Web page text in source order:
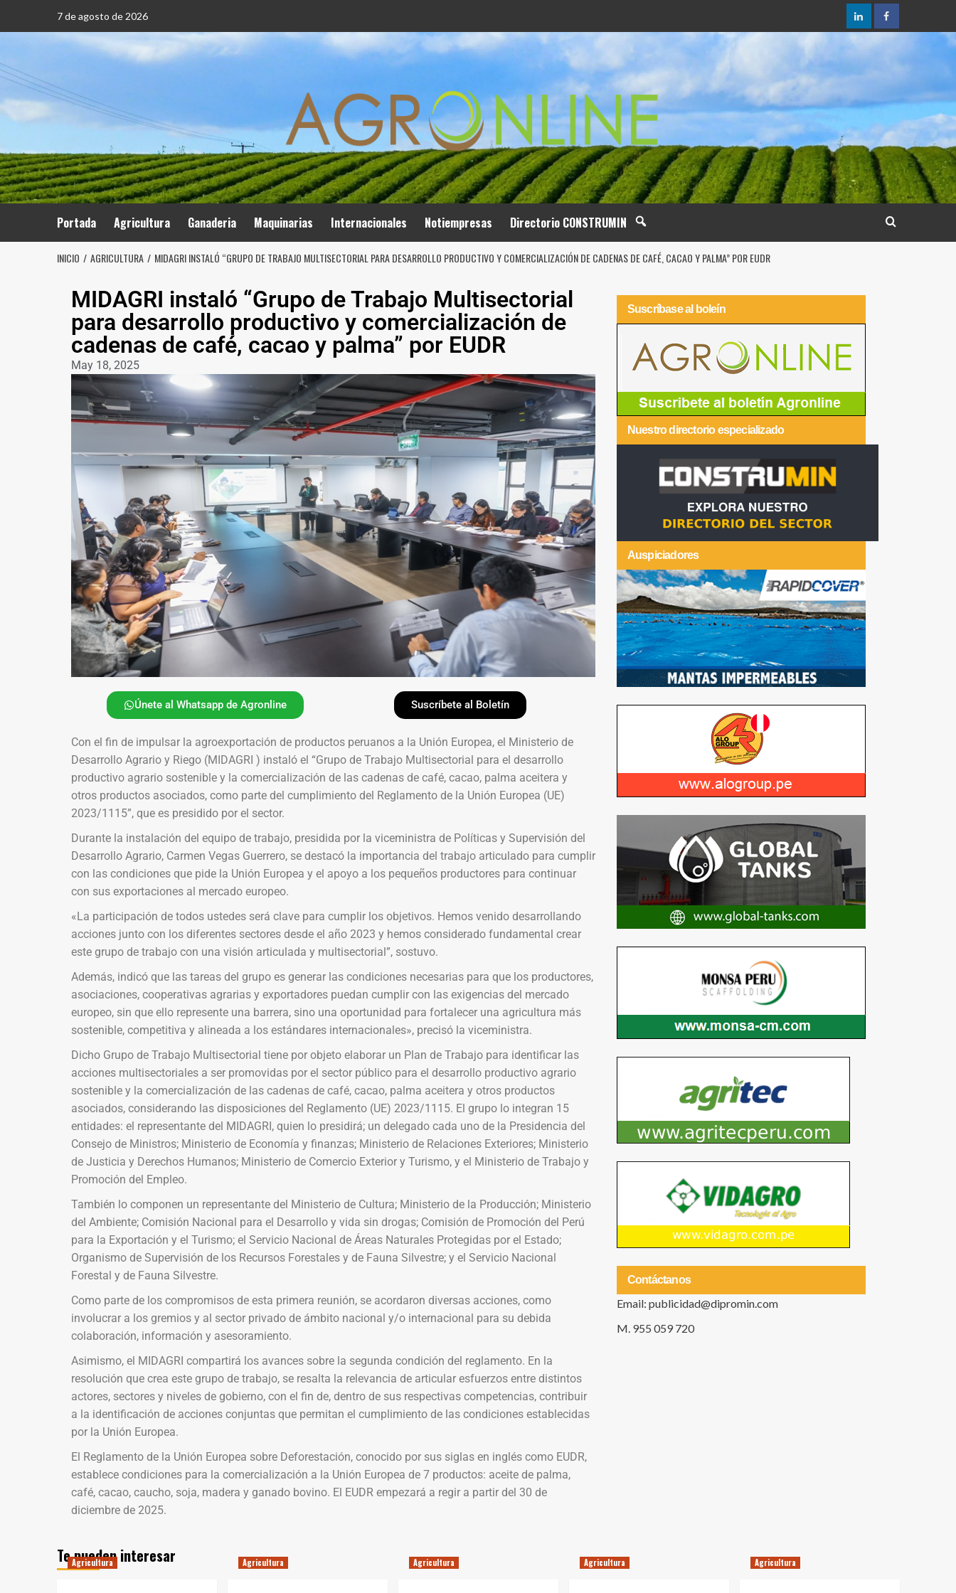
7 de agosto de 2026
Portada Agricultura Ganaderia Maquinarias Internacionales Notiempresas Directorio CONSTRUMIN
INICIO AGRICULTURA MIDAGRI INSTALÓ “GRUPO DE TRABAJO MULTISECTORIAL PARA DESARROLLO PRODUCTIVO Y COMERCIALIZACIÓN DE CADENAS DE CAFÉ, CACAO Y PALMA” POR EUDR
MIDAGRI instaló “Grupo de Trabajo Multisectorial
para desarrollo productivo y comercialización de
cadenas de café, cacao y palma” por EUDR
May 18, 2025
Únete al Whatsapp de Agronline Suscríbete al Boletín
Con el fin de impulsar la agroexportación de productos peruanos a la Unión Europea, el Ministerio de
Desarrollo Agrario y Riego (MIDAGRI ) instaló el “Grupo de Trabajo Multisectorial para el desarrollo
productivo agrario sostenible y la comercialización de las cadenas de café, cacao, palma aceitera y
otros productos asociados, como parte del cumplimiento del Reglamento de la Unión Europea (UE)
2023/1115”, que es presidido por el sector.
Durante la instalación del equipo de trabajo, presidida por la viceministra de Políticas y Supervisión del
Desarrollo Agrario, Carmen Vegas Guerrero, se destacó la importancia del trabajo articulado para cumplir
con las condiciones que pide la Unión Europea y el apoyo a los pequeños productores para continuar
con sus exportaciones al mercado europeo.
«La participación de todos ustedes será clave para cumplir los objetivos. Hemos venido desarrollando
acciones junto con los diferentes sectores desde el año 2023 y hemos considerado fundamental crear
este grupo de trabajo con una visión articulada y multisectorial”, sostuvo.
Además, indicó que las tareas del grupo es generar las condiciones necesarias para que los productores,
asociaciones, cooperativas agrarias y exportadores puedan cumplir con las exigencias del mercado
europeo, sin que ello represente una barrera, sino una oportunidad para fortalecer una agricultura más
sostenible, competitiva y alineada a los estándares internacionales», precisó la viceministra.
Dicho Grupo de Trabajo Multisectorial tiene por objeto elaborar un Plan de Trabajo para identificar las
acciones multisectoriales a ser promovidas por el sector público para el desarrollo productivo agrario
sostenible y la comercialización de las cadenas de café, cacao, palma aceitera y otros productos
asociados, considerando las disposiciones del Reglamento (UE) 2023/1115. El grupo lo integran 15
entidades: el representante del MIDAGRI, quien lo presidirá; un delegado cada uno de la Presidencia del
Consejo de Ministros; Ministerio de Economía y finanzas; Ministerio de Relaciones Exteriores; Ministerio
de Justicia y Derechos Humanos; Ministerio de Comercio Exterior y Turismo, y el Ministerio de Trabajo y
Promoción del Empleo.
También lo componen un representante del Ministerio de Cultura; Ministerio de la Producción; Ministerio
del Ambiente; Comisión Nacional para el Desarrollo y vida sin drogas; Comisión de Promoción del Perú
para la Exportación y el Turismo; el Servicio Nacional de Áreas Naturales Protegidas por el Estado;
Organismo de Supervisión de los Recursos Forestales y de Fauna Silvestre; y el Servicio Nacional
Forestal y de Fauna Silvestre.
Como parte de los compromisos de esta primera reunión, se acordaron diversas acciones, como
involucrar a los gremios y al sector privado de ámbito nacional y/o internacional para su debida
colaboración, información y asesoramiento.
Asimismo, el MIDAGRI compartirá los avances sobre la segunda condición del reglamento. En la
resolución que crea este grupo de trabajo, se resalta la relevancia de articular esfuerzos entre distintos
actores, sectores y niveles de gobierno, con el fin de, dentro de sus respectivas competencias, contribuir
a la identificación de acciones conjuntas que permitan el cumplimiento de las condiciones establecidas
por la Unión Europea.
El Reglamento de la Unión Europea sobre Deforestación, conocido por sus siglas en inglés como EUDR,
establece condiciones para la comercialización a la Unión Europea de 7 productos: aceite de palma,
café, cacao, caucho, soja, madera y ganado bovino. El EUDR empezará a regir a partir del 30 de
diciembre de 2025.
Suscríbase al boleín
Nuestro directorio especializado
Auspiciadores
Contáctanos
Email: publicidad@dipromin.com
M. 955 059 720
Te pueden interesar
Agricultura Agricultura Agricultura Agricultura Agricultura